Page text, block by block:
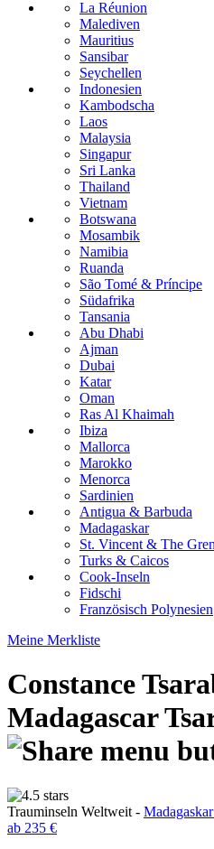
La Réunion
Malediven
Mauritius
Sansibar
Seychellen
Indonesien
Kambodscha
Laos
Malaysia
Singapur
Sri Lanka
Thailand
Vietnam
Botswana
Mosambik
Namibia
Ruanda
São Tomé & Príncipe
Südafrika
Tansania
Abu Dhabi
Ajman
Dubai
Katar
Oman
Ras Al Khaimah
Ibiza
Mallorca
Marokko
Menorca
Sardinien
Antigua & Barbuda
Madagaskar
St. Vincent & The
Turks & Caicos
Cook-Inseln
Fidschi
Französisch Polynesien
Meine Merkliste
Constance
Madagascar
Trauminseln Weltweit -
ab 235 €